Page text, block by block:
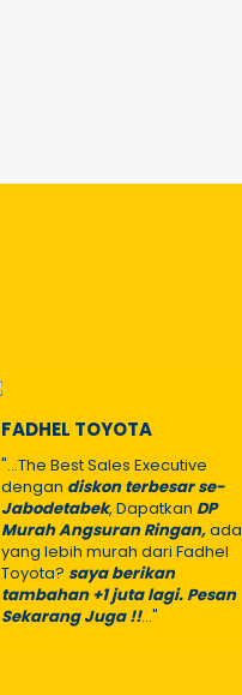
FADHEL TOYOTA
"...The Best Sales Executive
dengan diskon terbesar se-
Jabodetabek, Dapatkan DP
Murah Angsuran Ringan,ada
yang lebih murah dari Fadhel
Toyota? saya berikan
tambahan +1 juta lagi. Pesan
Sekarang Juga !!..."